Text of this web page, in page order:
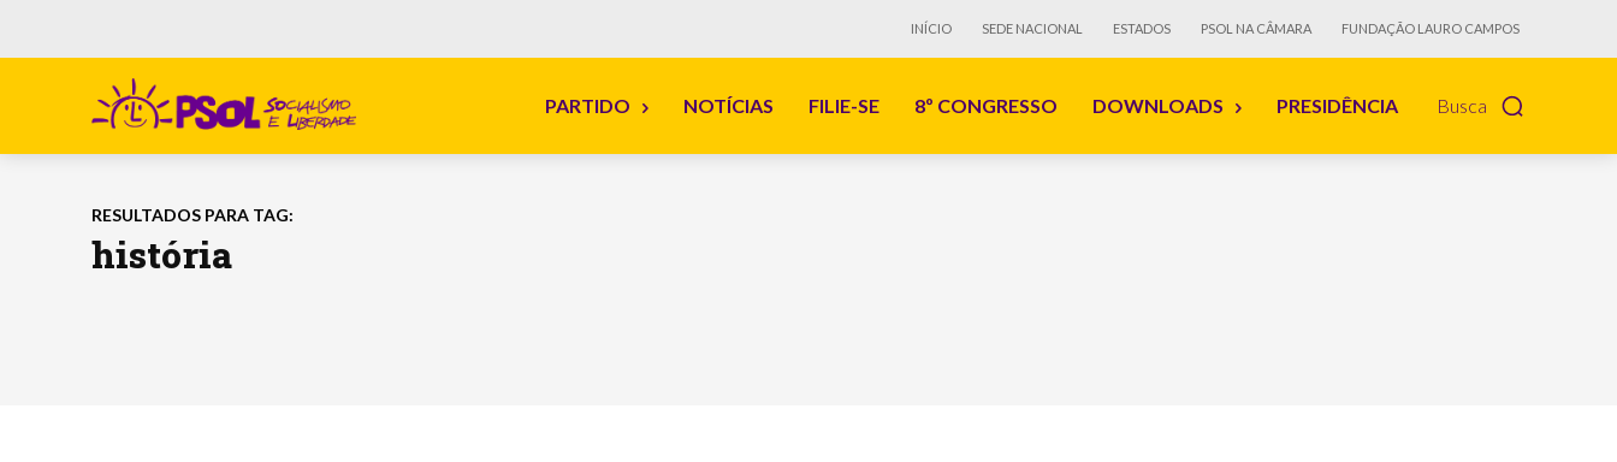
INÍCIO SEDE NACIONAL ESTADOS PSOL NA CÂMARA FUNDAÇÃO LAURO CAMPOS
Busca
PARTIDO NOTÍCIAS FILIE-SE 8º CONGRESSO DOWNLOADS PRESIDÊNCIA
RESULTADOS PARA TAG:
história